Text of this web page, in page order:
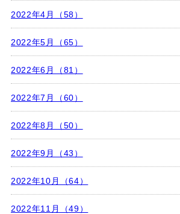
2022年4月（58）
2022年5月（65）
2022年6月（81）
2022年7月（60）
2022年8月（50）
2022年9月（43）
2022年10月（64）
2022年11月（49）